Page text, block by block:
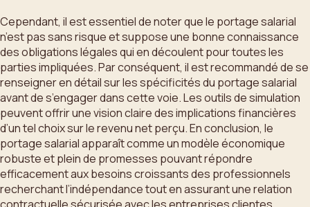
Cependant, il est essentiel de noter que le portage salarial
n’est pas sans risque et suppose une bonne connaissance
des obligations légales qui en découlent pour toutes les
parties impliquées. Par conséquent, il est recommandé de se
renseigner en détail sur les spécificités du portage salarial
avant de s’engager dans cette voie. Les outils de simulation
peuvent offrir une vision claire des implications financières
d’un tel choix sur le revenu net perçu. En conclusion, le
portage salarial apparaît comme un modèle économique
robuste et plein de promesses pouvant répondre
efficacement aux besoins croissants des professionnels
recherchant l’indépendance tout en assurant une relation
contractuelle sécurisée avec les entreprises clientes.